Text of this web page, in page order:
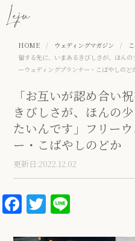
HOME / ウェディングマガジン /
福する先に、いまあるきびしさが、ほん
ーウェディングプランナー・こばやしのど
「お互いが認め合い
きびしさが、ほんの
たいんです」フリー
ー・こばやしのどか
更新日:2022.12.02
Facebook
Twitter